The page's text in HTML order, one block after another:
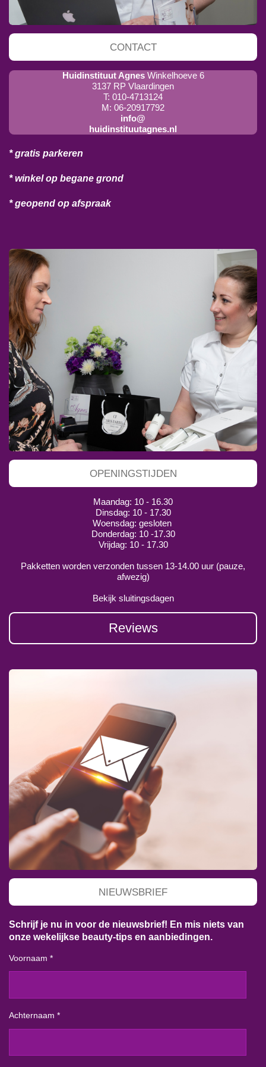
CONTACT
Huidinstituut Agnes Winkelhoeve 6
3137 RP Vlaardingen
T: 010-4713124
M: 06-20917792
info@
huidinstituutagnes.nl
* gratis parkeren
* winkel op begane grond
* geopend op afspraak
OPENINGSTIJDEN
Maandag: 10 - 16.30
Dinsdag: 10 - 17.30
Woensdag: gesloten
Donderdag: 10 -17.30
Vrijdag: 10 - 17.30
Pakketten worden verzonden tussen 13-14.00 uur (pauze,
afwezig)
Bekijk sluitingsdagen
Reviews
NIEUWSBRIEF
Schrijf je nu in voor de nieuwsbrief! En mis niets van
onze wekelijkse beauty-tips en aanbiedingen.
Voornaam *
Achternaam *